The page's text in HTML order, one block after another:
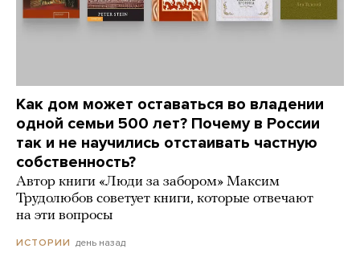
Как дом может оставаться во владении
одной семьи 500 лет? Почему в России
так и не научились отстаивать частную
собственность?
Автор книги «Люди за забором» Максим
Трудолюбов советует книги, которые отвечают
на эти вопросы
ИСТОРИИ день назад